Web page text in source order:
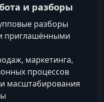
и разборы
разборы
приглашёнными
маркетинга,
процессов
масштабирования